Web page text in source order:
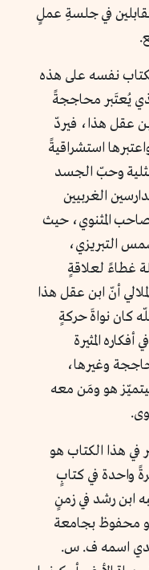
في جلسةِ عملٍ
نفسه على هذه
يُعتَبر محاججةً
عقل هذا، فيردّ
استشراقيةً
وحبّ الجسد
الغربيين
صاحب المثنوي، حيث
التبريزي،
غطاءً لعلاقةٍ
أنّ ابن عقل هذا
كان نواةَ حركةٍ
المثيرة
وغيرها،
هو ومَن معه
في هذا الكتاب هو
واحدة في كتابٍ
ابن رشد في زمنٍ
محفوظ بجامعة
اسمه ف. س.